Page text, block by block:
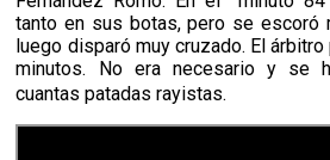
tanto en sus botas, pero se escoró
luego disparó muy cruzado. El
minutos. No era necesario y se
cuantas patadas rayistas.